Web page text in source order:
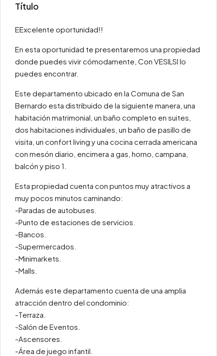
Título
EExcelente oportunidad!!
En esta oportunidad te presentaremos una propiedad
donde puedes vivir cómodamente, Con VESILSI lo
puedes encontrar.
Este departamento ubicado en la Comuna de San
Bernardo esta distribuido de la siguiente manera, una
habitación matrimonial, un baño completo en suites,
dos habitaciones individuales, un baño de pasillo de
visita, un confort living y una cocina cerrada americana
con mesón diario, encimera a gas, horno, campana,
balcón y piso 1.
Esta propiedad cuenta con puntos muy atractivos a
muy pocos minutos caminando:
-Paradas de autobuses.
-Punto de estaciones de servicios.
-Bancos.
-Supermercados.
-Minimarkets.
-Malls.
Además este departamento cuenta de una amplia
atracción dentro del condominio:
-Terraza.
-Salón de Eventos.
-Ascensores.
-Área de juego infantil.